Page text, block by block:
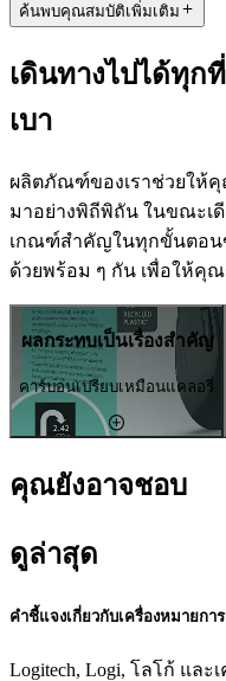
ค้นพบคุณสมบัติเพิ่มเติม
เดินทางไปได้ทุก
เบา
ผลิตภัณฑ์ของเราช่วยให้
มาอย่างพิถีพิถัน ในขณะเ
เกณฑ์สำคัญในทุกขั้นตอ
ด้วยพร้อม ๆ กัน เพื่อให้คุ
ผลกระทบเป็นเรื่องสำคัญ
คาร์บอนเปรียบเหมือนแคลอรี่
คุณยังอาจชอบ
ดูล่าสุด
คำชี้แจงเกี่ยวกับเครื่องหมายกา
Logitech, Logi, โลโก้ แล